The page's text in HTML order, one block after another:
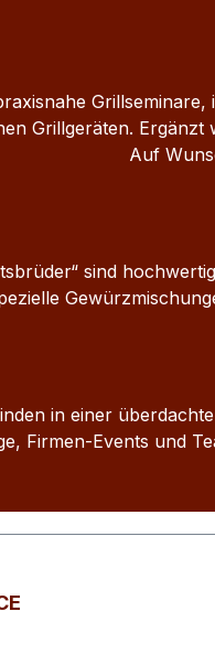
und
Grillgeräten.
Auf
sind
in einer
Firmen-Events und